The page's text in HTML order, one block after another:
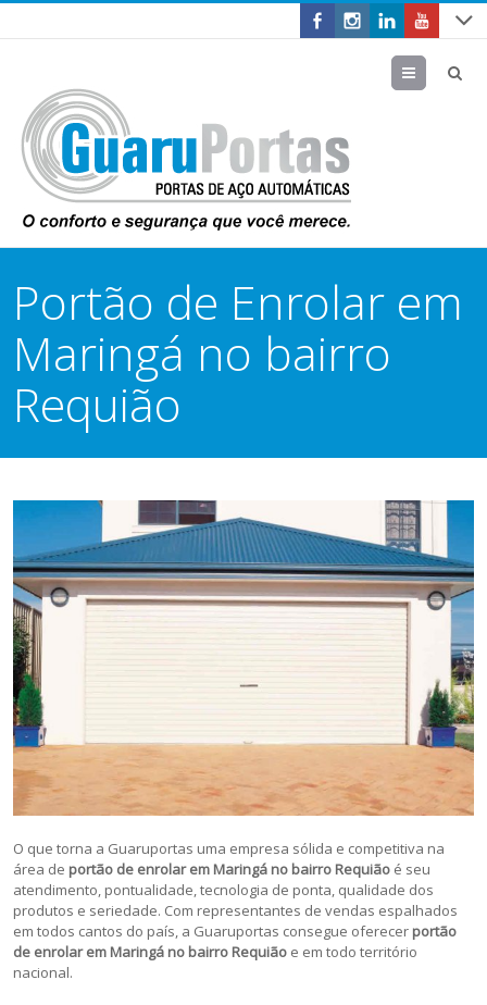
Menu
Portão de Enrolar em
Maringá no bairro
Requião
O que torna a Guaruportas uma empresa sólida e competitiva na
área de portão de enrolar em Maringá no bairro Requião é seu
atendimento, pontualidade, tecnologia de ponta, qualidade dos
produtos e seriedade. Com representantes de vendas espalhados
em todos cantos do país, a Guaruportas consegue oferecer portão
de enrolar em Maringá no bairro Requião e em todo território
nacional.